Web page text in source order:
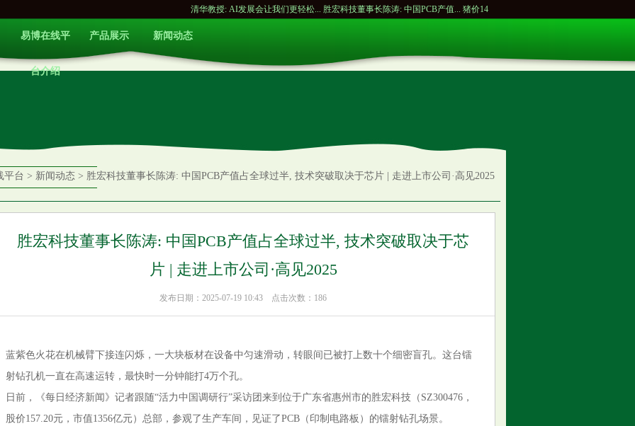
清华教授: AI发展会让我们更轻松... 胜宏科技董事长陈涛: 中国PCB产值... 猪价14元/公斤, 牧原却狂赚105亿...
易博在线平
台介绍
产品展示 新闻动态
平台 > 新闻动态 > 胜宏科技董事长陈涛: 中国PCB产值占全球过半, 技术突破取决于芯片 | 走进上市公司·高见2025
胜宏科技董事长陈涛: 中国PCB产值占全球过半, 技术突破取决于芯
片 | 走进上市公司·高见2025
发布日期：2025-07-19 10:43 点击次数：186
蓝紫色火花在机械臂下接连闪烁，一大块板材在设备中匀速滑动，转眼间已被打上数十个细密盲孔。这台镭
射钻孔机一直在高速运转，最快时一分钟能打4万个孔。
日前，《每日经济新闻》记者跟随“活力中国调研行”采访团来到位于广东省惠州市的胜宏科技（SZ300476，
股价157.20元，市值1356亿元）总部，参观了生产车间，见证了PCB（印制电路板）的镭射钻孔场景。